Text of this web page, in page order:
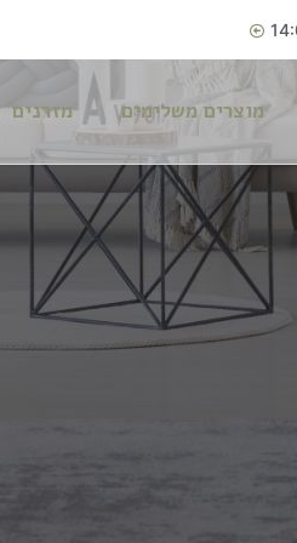
מוצרים משלימים מזרנים